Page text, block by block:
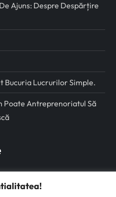
Ajuns: Despre Despărțire
Bucuria Lucrurilor Simple.
Poate Antreprenoriatul Să